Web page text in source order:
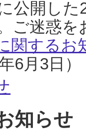
公開し
ご迷惑
関するお
6月3日）
知らせ